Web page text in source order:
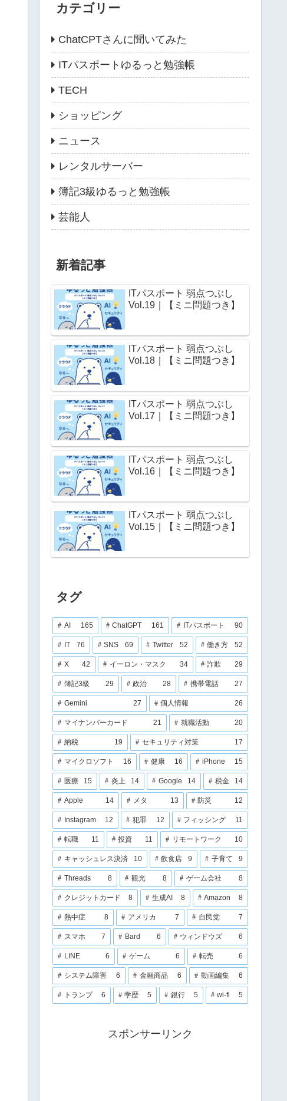
カテゴリー
ChatCPTさんに聞いてみた
ITパスポートゆるっと勉強帳
TECH
ショッピング
ニュース
レンタルサーバー
簿記3級ゆるっと勉強帳
芸能人
新着記事
ITパスポート 弱点つぶし
Vol.19｜【ミニ問題つき】
ITパスポート 弱点つぶし
Vol.18｜【ミニ問題つき】
ITパスポート 弱点つぶし
Vol.17｜【ミニ問題つき】
ITパスポート 弱点つぶし
Vol.16｜【ミニ問題つき】
ITパスポート 弱点つぶし
Vol.15｜【ミニ問題つき】
タグ
AI 165 ChatGPT 161 ITパスポート 90
IT 76 SNS 69 Twitter 52 働き方 52
X 42 イーロン・マスク 34 詐欺 29
簿記3級 29 政治 28 携帯電話 27
Gemini 27 個人情報 26
マイナンバーカード 21 就職活動 20
納税 19 セキュリティ対策 17
マイクロソフト 16 健康 16 iPhone 15
医療 15 炎上 14 Google 14 税金 14
Apple 14 メタ 13 防災 12
Instagram 12 犯罪 12 フィッシング 11
転職 11 投資 11 リモートワーク 10
キャッシュレス決済 10 飲食店 9 子育て 9
Threads 8 観光 8 ゲーム会社 8
クレジットカード 8 生成AI 8 Amazon 8
熱中症 8 アメリカ 7 自民党 7
スマホ 7 Bard 6 ウィンドウズ 6
LINE 6 ゲーム 6 転売 6
システム障害 6 金融商品 6 動画編集 6
トランプ 6 学歴 5 銀行 5 wi-fi 5
スポンサーリンク